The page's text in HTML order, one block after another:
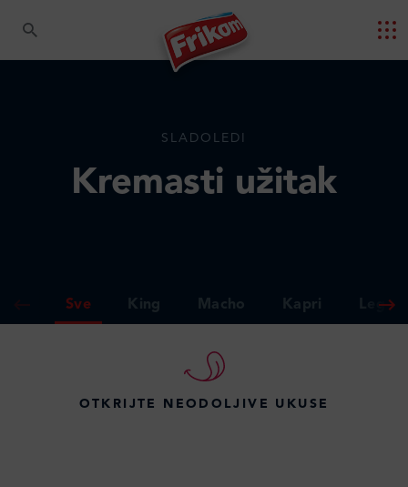
SLADOLEDI
Kremasti užitak
Sve King Macho Kapri
OTKRIJTE NEODOLJIVE UKUSE